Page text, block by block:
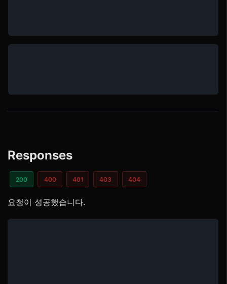
Responses
200 400 401 403 404
요청이 성공했습니다.